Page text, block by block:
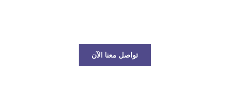
تواصل معنا الآن